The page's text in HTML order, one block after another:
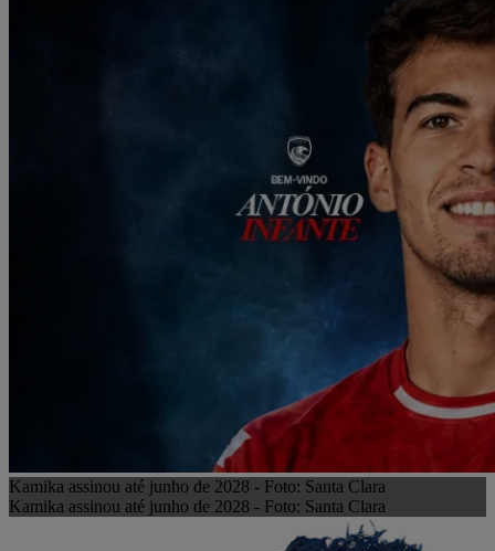
Kamika assinou até junho de 2028 - Foto: Santa Clara
Kamika assinou até junho de 2028 - Foto: Santa Clara